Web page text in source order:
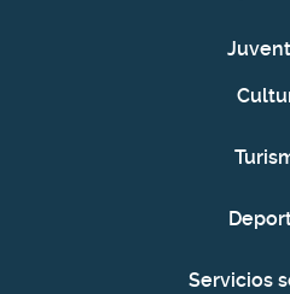
Servicios